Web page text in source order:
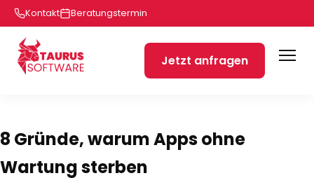
Kontakt Beratungstermin
Jetzt anfragen
8 Gründe, warum Apps ohne
Wartung sterben